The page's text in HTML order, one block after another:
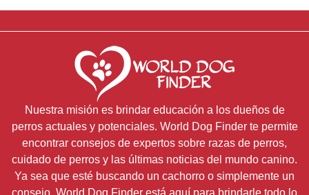
Nuestra misión es brindar educación a los dueños de
perros actuales y potenciales. World Dog Finder te permite
encontrar consejos de expertos sobre razas de perros,
cuidado de perros y las últimas noticias del mundo canino.
Ya sea que esté buscando un cachorro o simplemente un